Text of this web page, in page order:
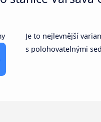
Je to nejlevnější
s polohovatelnými